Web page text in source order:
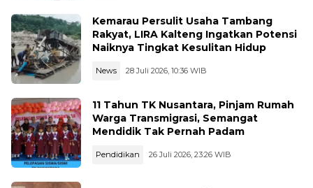
Kemarau Persulit Usaha Tambang
Rakyat, LIRA Kalteng Ingatkan Potensi
Naiknya Tingkat Kesulitan Hidup
News 28 Juli 2026, 10:36 WIB
11 Tahun TK Nusantara, Pinjam Rumah
Warga Transmigrasi, Semangat
Mendidik Tak Pernah Padam
Pendidikan 26 Juli 2026, 23:26 WIB